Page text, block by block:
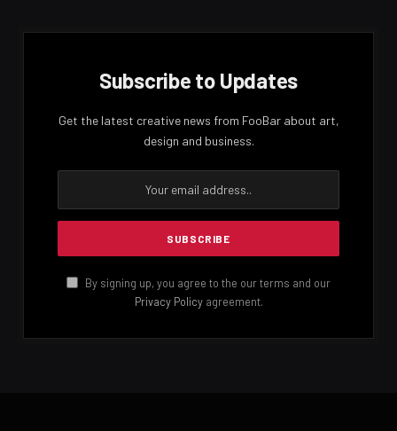
Subscribe to Updates
Get the latest creative news from FooBar about art,
design and business.
By signing up, you agree to the our terms and our
Privacy Policyagreement.